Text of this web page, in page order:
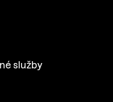
služby